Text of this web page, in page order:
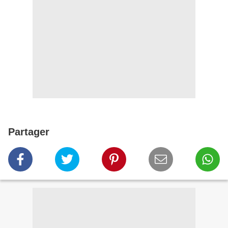
Partager